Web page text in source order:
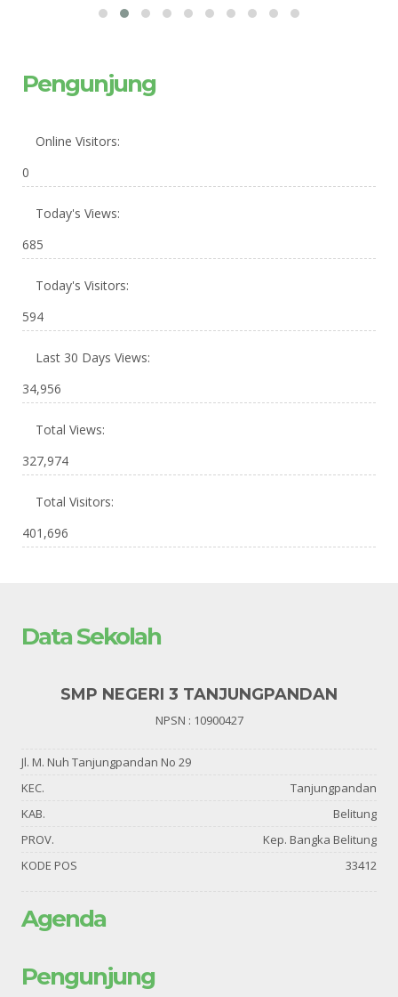
Pengunjung
Online Visitors:
0
Today's Views:
685
Today's Visitors:
594
Last 30 Days Views:
34,956
Total Views:
327,974
Total Visitors:
401,696
Data Sekolah
SMP NEGERI 3 TANJUNGPANDAN
NPSN : 10900427
Jl. M. Nuh Tanjungpandan No 29
KEC.
Tanjungpandan
KAB.
Belitung
PROV.
Kep. Bangka Belitung
KODE POS
33412
Agenda
Pengunjung